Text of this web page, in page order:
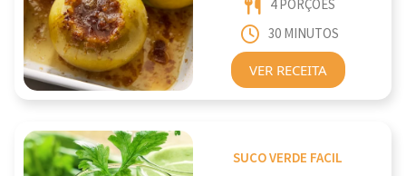
4 PORÇÕES
30 MINUTOS
VER RECEITA
SUCO VERDE FACIL